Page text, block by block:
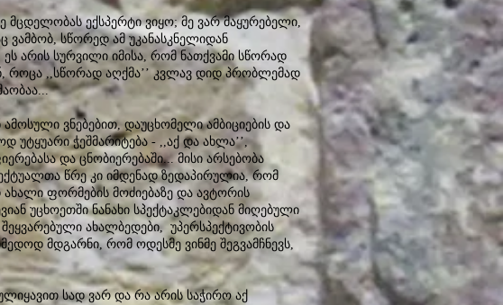
ექსპერტი ვიყო; მე ვარ მაყურებელი,
სწორედ ამ უკანასკნელიდან
არის სურვილი იმისა, რომ ნათქვამი სწორად
როცა ,,სწორად აღქმა’’ კვლავ დიდ პრობლემად
ვნებებით, დაუცხომელი ამბიციების და
ჭეშმარიტება - ,,აქ და ახლა’’,
და ცნობიერებაში... მისი არსებობა
წრე კი იმდენად ზედაპირულია, რომ
ახალი ფორმების მოძიებაზე და ავტორის
უცხოეთში ნანახი სპექტაკლებიდან მიღებული
ახალბედები, უპერსპექტივობის
მდგარნი, რომ ოდესმე ვინმე შეგვამჩნევს,
სად ვარ და რა არის საჭირო აქ